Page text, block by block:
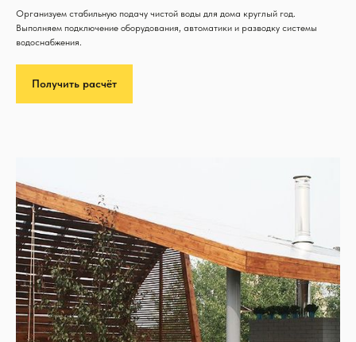
Организуем стабильную подачу чистой воды для дома круглый год.
Выполняем подключение оборудования, автоматики и разводку системы
водоснабжения.
Получить расчёт